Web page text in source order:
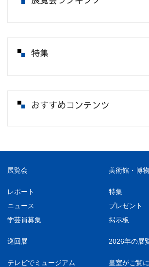
特集
おすすめコンテンツ
展覧会 美術館・博
レポート
特集
ニュース
プレゼント
学芸員募集
掲示板
巡回展 2026年の展
テレビでミュージアム
皇室がご覧